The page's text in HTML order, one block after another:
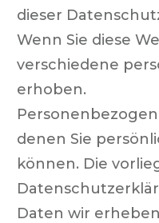
dieser
Wenn Sie diese
verschiedene
erhoben.
denen Sie
können. Die
Daten wir